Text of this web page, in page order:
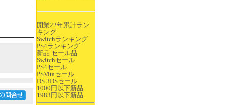
開業22年累計ラン
キング
Switchランキング
PS4ランキング
新品 セール品
Switchセール
PS4セール
PSVitaセール
DS 3DSセール
1000円以下新品
1983円以下新品